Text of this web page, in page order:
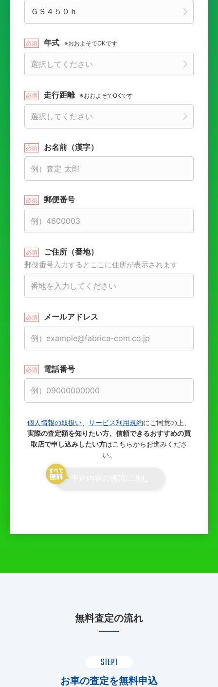
年式 ※おおよそでOKです
走行距離 ※おおよそでOKです
お名前（漢字）
郵便番号
ご住所（番地）
郵便番号入力するとここに住所が表示されます
メールアドレス
電話番号
個人情報の取扱い サービス利用規約にご同意の上、
実際の査定額を知りたい方、信頼できるおすすめの買
取店で申し込みしたい方はこちらからお進みくださ
い。
無料査定の流れ
STEP1
お車の査定を無料申込